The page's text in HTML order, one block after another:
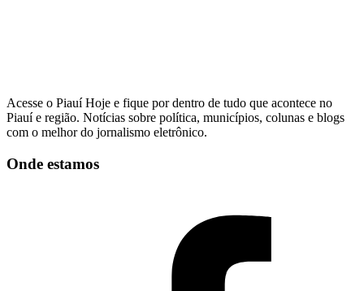
Acesse o Piauí Hoje e fique por dentro de tudo que acontece no
Piauí e região. Notícias sobre política, municípios, colunas e blogs
com o melhor do jornalismo eletrônico.
Onde estamos